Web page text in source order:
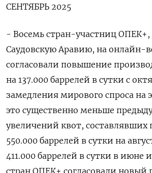
СЕНТЯБРЬ 2025
- Восемь стран-участниц
Саудовскую Аравию, на онлайн-
согласовали повышение
на 137.000 баррелей в сутки с
замедления мирового спроса на
это существенно меньше
увеличений квот, составлявших
550.000 баррелей ‌в сутки на
411.000 баррелей в сутки в июне
стран ОПЕК+ согласовали новый